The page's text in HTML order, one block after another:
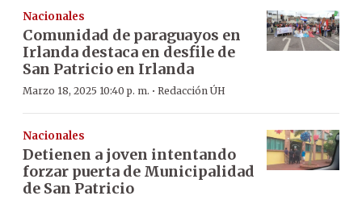
Nacionales
Comunidad de paraguayos en
Irlanda destaca en desfile de
San Patricio en Irlanda
Marzo 18, 2025 10:40 p. m. · Redacción ÚH
Nacionales
Detienen a joven intentando
forzar puerta de Municipalidad
de San Patricio